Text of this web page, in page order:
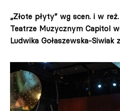
„Złote płyty” wg scen. i w
Teatrze Muzycznym Capitol
Ludwika Gołaszewska-Siwiak